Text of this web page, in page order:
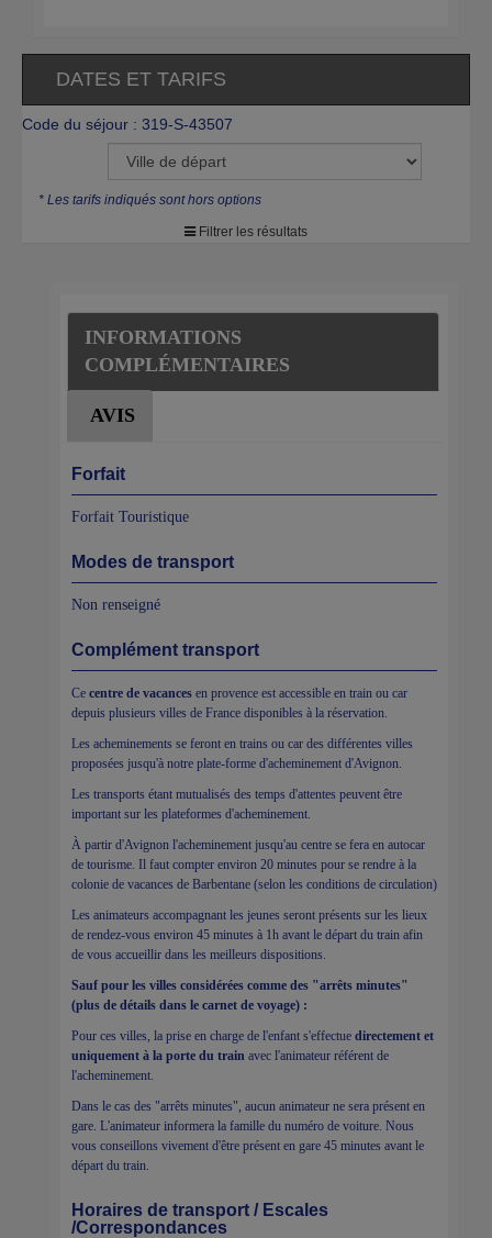
DATES ET TARIFS
Code du séjour : 319-S-43507
* Les tarifs indiqués sont hors options
Filtrer les résultats
INFORMATIONS
COMPLÉMENTAIRES
AVIS
Forfait
Forfait Touristique
Modes de transport
Non renseigné
Complément transport
Ce centre de vacances en provence est accessible en train ou car
depuis plusieurs villes de France disponibles à la réservation.
Les acheminements se feront en trains ou car des différentes villes
proposées jusqu'à notre plate-forme d'acheminement d'Avignon.
Les transports étant mutualisés des temps d'attentes peuvent être
important sur les plateformes d'acheminement.
À partir d'Avignon l'acheminement jusqu'au centre se fera en autocar
de tourisme. Il faut compter environ 20 minutes pour se rendre à la
colonie de vacances de Barbentane (selon les conditions de circulation)
Les animateurs accompagnant les jeunes seront présents sur les lieux
de rendez-vous environ 45 minutes à 1h avant le départ du train afin
de vous accueillir dans les meilleurs dispositions.
Sauf pour les villes considérées comme des "arrêts minutes"
(plus de détails dans le carnet de voyage) :
Pour ces villes, la prise en charge de l'enfant s'effectue directement et
uniquement à la porte du train avec l'animateur référent de
l'acheminement.
Dans le cas des "arrêts minutes", aucun animateur ne sera présent en
gare. L'animateur informera la famille du numéro de voiture. Nous
vous conseillons vivement d'être présent en gare 45 minutes avant le
départ du train.
Horaires de transport / Escales
/Correspondances